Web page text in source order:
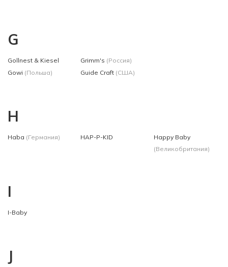
G
Gollnest & Kiesel
Gowi (Польша)
Grimm's (Россия)
Guide Craft (США)
H
Haba (Германия) HAP-P-KID
Happy Baby
(Великобритания)
I
I-Baby
J